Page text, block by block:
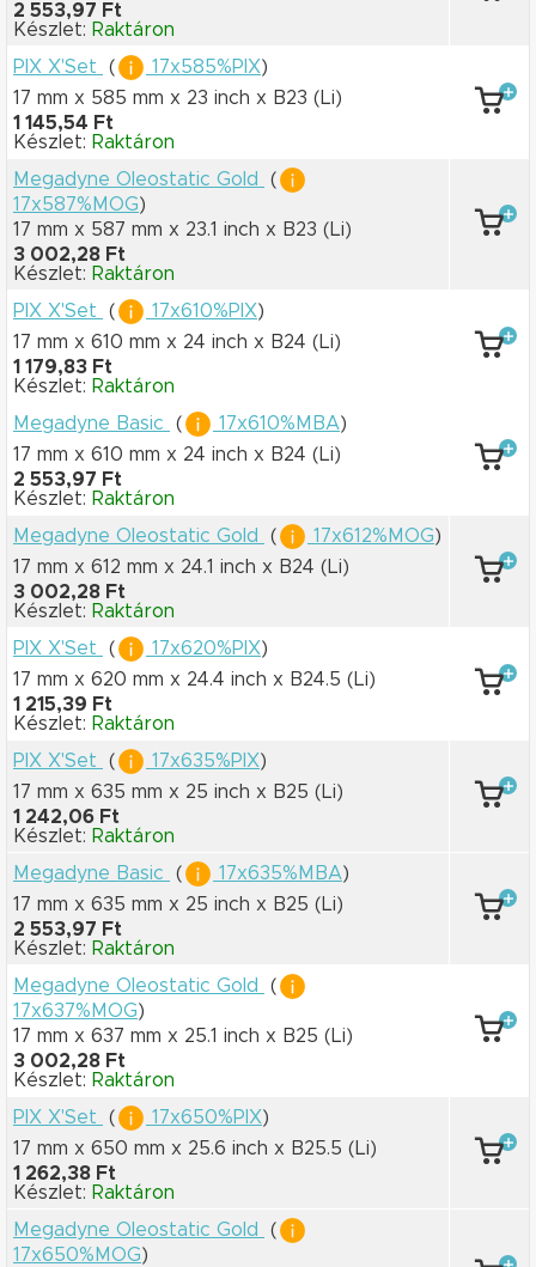
2 553,97 Ft
Készlet: Raktáron
PIX X'Set
( 17x585%PIX)
17 mm x 585 mm x 23 inch x B23 (Li)
1 145,54 Ft
Készlet: Raktáron
Megadyne Oleostatic Gold
(
17x587%MOG)
17 mm x 587 mm x 23.1 inch x B23 (Li)
3 002,28 Ft
Készlet: Raktáron
PIX X'Set
( 17x610%PIX)
17 mm x 610 mm x 24 inch x B24 (Li)
1 179,83 Ft
Készlet: Raktáron
Megadyne Basic
( 17x610%MBA)
17 mm x 610 mm x 24 inch x B24 (Li)
2 553,97 Ft
Készlet: Raktáron
Megadyne Oleostatic Gold
( 17x612%MOG)
17 mm x 612 mm x 24.1 inch x B24 (Li)
3 002,28 Ft
Készlet: Raktáron
PIX X'Set
( 17x620%PIX)
17 mm x 620 mm x 24.4 inch x B24.5 (Li)
1 215,39 Ft
Készlet: Raktáron
PIX X'Set
( 17x635%PIX)
17 mm x 635 mm x 25 inch x B25 (Li)
1 242,06 Ft
Készlet: Raktáron
Megadyne Basic
( 17x635%MBA)
17 mm x 635 mm x 25 inch x B25 (Li)
2 553,97 Ft
Készlet: Raktáron
Megadyne Oleostatic Gold
(
17x637%MOG)
17 mm x 637 mm x 25.1 inch x B25 (Li)
3 002,28 Ft
Készlet: Raktáron
PIX X'Set
( 17x650%PIX)
17 mm x 650 mm x 25.6 inch x B25.5 (Li)
1 262,38 Ft
Készlet: Raktáron
Megadyne Oleostatic Gold
(
17x650%MOG)